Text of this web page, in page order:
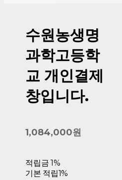
수원농생명
과학고등학
교 개인결제
창입니다.
1,084,000원
적립금 1%
기본 적립1%